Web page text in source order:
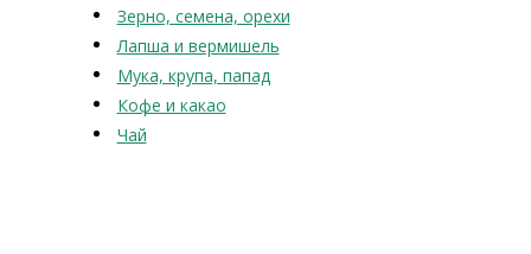
Зерно, семена, орехи
Лапша и вермишель
Мука, крупа, папад
Кофе и какао
Чай